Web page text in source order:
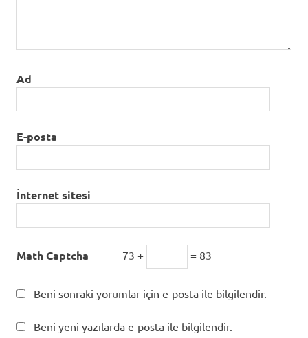
Ad
E-posta
İnternet sitesi
Math Captcha 73 + = 83
Beni sonraki yorumlar için e-posta ile bilgilendir.
Beni yeni yazılarda e-posta ile bilgilendir.